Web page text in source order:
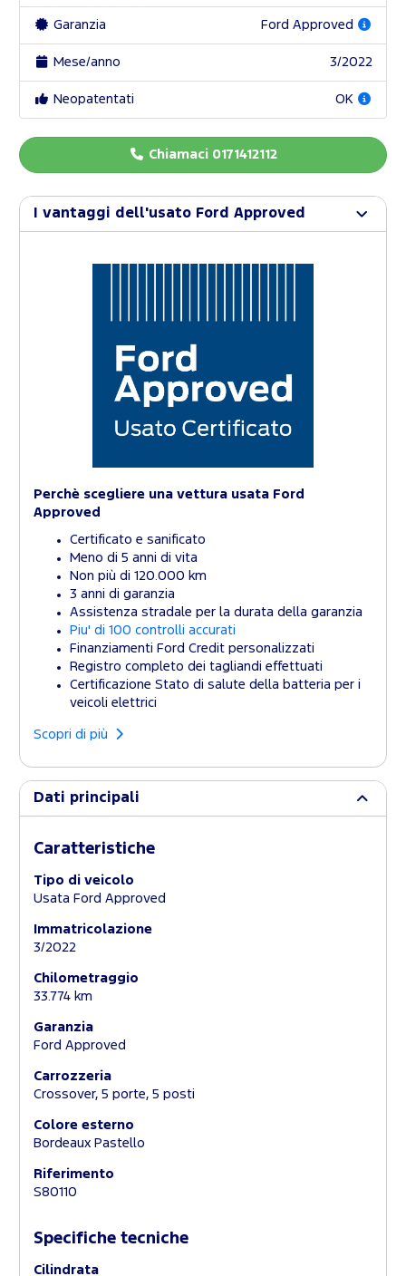
Garanzia Ford Approved
Mese/anno 3/2022
Neopatentati OK
Chiamaci 0171412112
I vantaggi dell'usato Ford Approved
Perchè scegliere una vettura usata Ford
Approved
Certificato e sanificato
Meno di 5 anni di vita
Non più di 120.000 km
3 anni di garanzia
Assistenza stradale per la durata della garanzia
Piu' di 100 controlli accurati
Finanziamenti Ford Credit personalizzati
Registro completo dei tagliandi effettuati
Certificazione Stato di salute della batteria per i
veicoli elettrici
Scopri di più
Dati principali
Caratteristiche
Tipo di veicolo
Usata Ford Approved
Immatricolazione
3/2022
Chilometraggio
33.774 km
Garanzia
Ford Approved
Carrozzeria
Crossover, 5 porte, 5 posti
Colore esterno
Bordeaux Pastello
Riferimento
S80110
Specifiche tecniche
Cilindrata